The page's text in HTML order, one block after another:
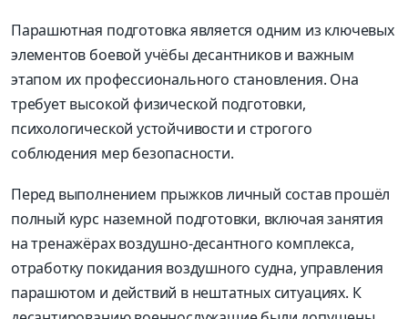
Парашютная подготовка является одним из ключевых
элементов боевой учёбы десантников и важным
этапом их профессионального становления. Она
требует высокой физической подготовки,
психологической устойчивости и строгого
соблюдения мер безопасности.
Перед выполнением прыжков личный состав прошёл
полный курс наземной подготовки, включая занятия
на тренажёрах воздушно-десантного комплекса,
отработку покидания воздушного судна, управления
парашютом и действий в нештатных ситуациях. К